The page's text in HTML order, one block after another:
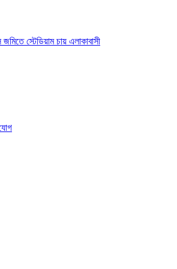
স্টেডিয়াম চায় এলাকাবাসী